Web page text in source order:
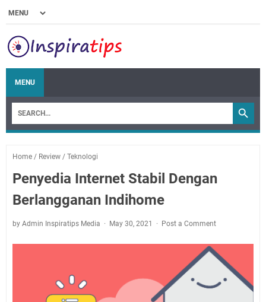
MENU
Home / Review / Teknologi
Penyedia Internet Stabil Dengan
Berlangganan Indihome
by Admin Inspiratips Media May 30, 2021 Post a Comment